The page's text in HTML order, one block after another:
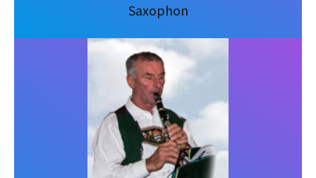
Saxophon